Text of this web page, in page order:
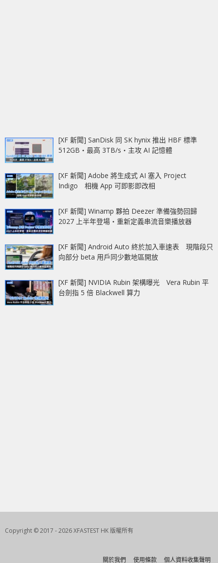
[XF 新聞] SanDisk 同 SK hynix 推出 HBF 標準
512GB‧最高 3TB/s‧主攻 AI 記憶體
[XF 新聞] Adobe 將生成式 AI 塞入 Project
Indigo 相機 App 可即影即改相
[XF 新聞] Winamp 夥拍 Deezer 準備強勢回歸
2027 上半年登場‧重新定義串流音樂播放器
[XF 新聞] Android Auto 終於加入車速表 現階段只
向部分 beta 用戶同少數地區開放
[XF 新聞] NVIDIA Rubin 架構曝光 Vera Rubin 平
台劍指 5 倍 Blackwell 算力
Copyright © 2017 - 2026 XFASTEST HK 版權所有
關於我們 使用條款 個人資料收集聲明